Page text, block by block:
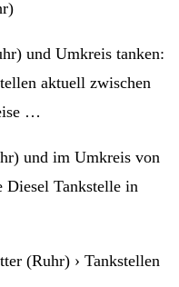
und Umkreis tanken:
aktuell zwischen
…
und im Umkreis von
Tankstelle in
(Ruhr) › Tankstellen